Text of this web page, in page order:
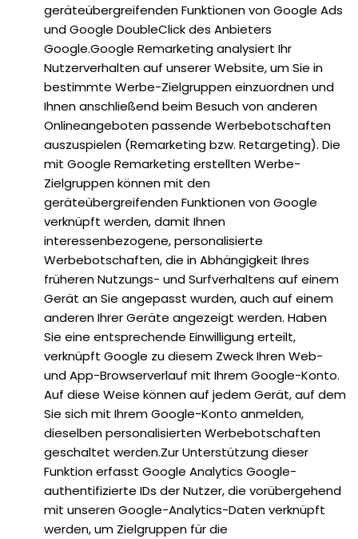
geräteübergreifenden Funktionen von Google Ads
und Google DoubleClick des Anbieters
Google.Google Remarketing analysiert Ihr
Nutzerverhalten auf unserer Website, um Sie in
bestimmte Werbe-Zielgruppen einzuordnen und
Ihnen anschließend beim Besuch von anderen
Onlineangeboten passende Werbebotschaften
auszuspielen (Remarketing bzw. Retargeting). Die
mit Google Remarketing erstellten Werbe-
Zielgruppen können mit den
geräteübergreifenden Funktionen von Google
verknüpft werden, damit Ihnen
interessenbezogene, personalisierte
Werbebotschaften, die in Abhängigkeit Ihres
früheren Nutzungs- und Surfverhaltens auf einem
Gerät an Sie angepasst wurden, auch auf einem
anderen Ihrer Geräte angezeigt werden. Haben
Sie eine entsprechende Einwilligung erteilt,
verknüpft Google zu diesem Zweck Ihren Web-
und App-Browserverlauf mit Ihrem Google-Konto.
Auf diese Weise können auf jedem Gerät, auf dem
Sie sich mit Ihrem Google-Konto anmelden,
dieselben personalisierten Werbebotschaften
geschaltet werden.Zur Unterstützung dieser
Funktion erfasst Google Analytics Google-
authentifizierte IDs der Nutzer, die vorübergehend
mit unseren Google-Analytics-Daten verknüpft
werden, um Zielgruppen für die